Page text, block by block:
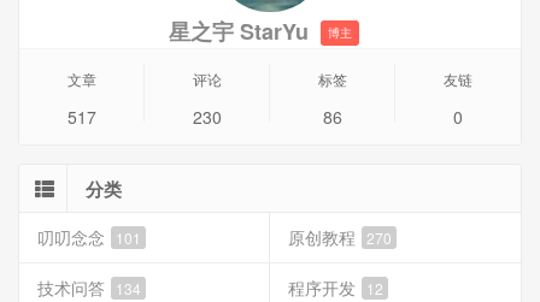
星之宇 StarYu 博主
文章
517
评论
230
标签
86
友链
0
分类
叨叨念念 101 原创教程 270
技术问答 134 程序开发 12